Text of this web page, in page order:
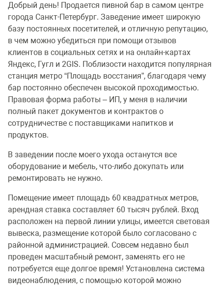
Добрый день! Продается пивной бар в самом центре
города Санкт-Петербург. Заведение имеет широкую
базу постоянных посетителей, и отличную репутацию,
в чем можно убедиться при помощи отзывов
клиентов в социальных сетях и на онлайн-картах
Яндекс, Гугл и 2GIS. Поблизости находится популярная
станция метро “Площадь восстания”, благодаря чему
бар постоянно обеспечен высокой проходимостью.
Правовая форма работы – ИП, у меня в наличии
полный пакет документов и контрактов о
сотрудничестве с поставщиками напитков и
продуктов.
В заведении после моего ухода останутся все
оборудование и мебель, что-либо докупать или
ремонтировать не нужно.
Помещение имеет площадь 60 квадратных метров,
арендная ставка составляет 60 тысяч рублей. Вход
расположен на первой линии улицы, имеется световая
вывеска, размещение которой было согласовано с
районной администрацией. Совсем недавно был
проведен масштабный ремонт, заменять его не
потребуется еще долгое время! Установлена система
видеонаблюдения, с помощью которой можно